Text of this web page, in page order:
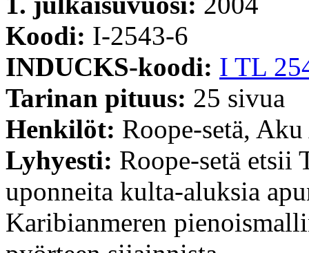
Koodi: I-2543-6
INDUCKS-koodi: I TL
Tarinan pituus: 25 sivua
Henkilöt: Roope-setä,
Lyhyesti: Roope-setä etsii
uponneita kulta-aluksia
Karibianmeren